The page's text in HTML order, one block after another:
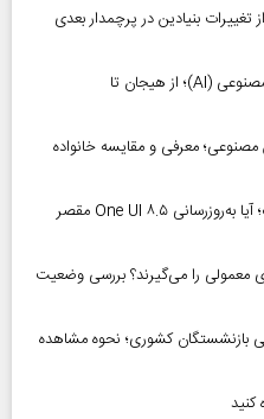
از تغییرات بنیادین در پرچمدار بعدی
رشد خیره‌کننده بازار توکن‌های هوش مصنوعی (AI)؛ از هیجان تا
معرفی و مقایسه خانواده
بحران باتری در گوشی‌های سامسونگ؛ آیا به‌روزرسانی One UI ۸.۵ مقصر
معمولی را می‌گیرند؟ بررسی وضعیت
۷۵ میلیون تومانی بازنشستگان کشوری؛ نحوه مشاهده